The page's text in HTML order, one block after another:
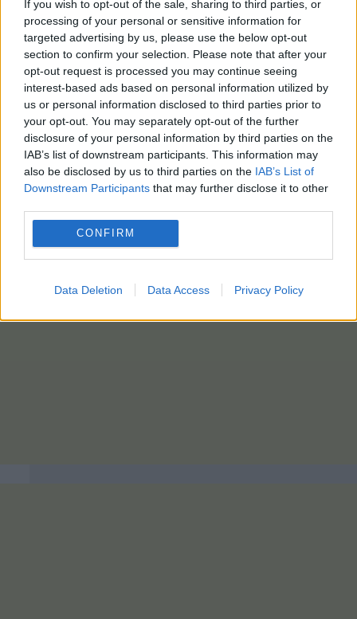
If you wish to opt-out of the sale, sharing to third parties, or
processing of your personal or sensitive information for
targeted advertising by us, please use the below opt-out
section to confirm your selection. Please note that after your
opt-out request is processed you may continue seeing
interest-based ads based on personal information utilized by
us or personal information disclosed to third parties prior to
your opt-out. You may separately opt-out of the further
disclosure of your personal information by third parties on the
IAB’s list of downstream participants. This information may
also be disclosed by us to third parties on the IAB’s List of
Downstream Participants that may further disclose it to other
CONFIRM
Data Deletion Data Access Privacy Policy